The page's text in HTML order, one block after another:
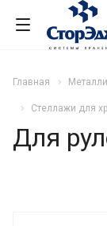
Главная
Стеллажи для
Для